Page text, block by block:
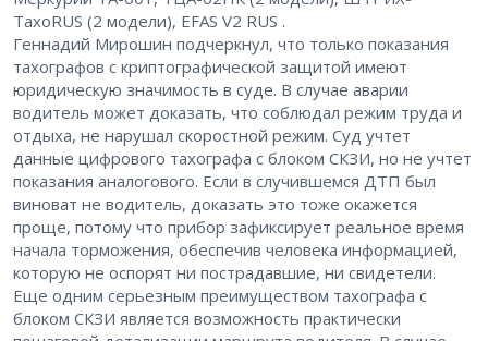
ТахоRUS (2 модели), EFAS V2 RUS .
Геннадий Мирошин подчеркнул, что только показания
тахографов с криптографической защитой имеют
юридическую значимость в суде. В случае аварии
водитель может доказать, что соблюдал режим труда и
отдыха, не нарушал скоростной режим. Суд учтет
данные цифрового тахографа с блоком СКЗИ, но не учтет
показания аналогового. Если в случившемся ДТП был
виноват не водитель, доказать это тоже окажется
проще, потому что прибор зафиксирует реальное время
начала торможения, обеспечив человека информацией,
которую не оспорят ни пострадавшие, ни свидетели.
Еще одним серьезным преимуществом тахографа с
блоком СКЗИ является возможность практически